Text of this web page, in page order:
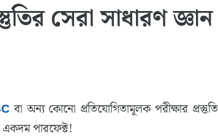
সেরা সাধারণ জ্ঞান
বা অন্য কোনো প্রতিযোগিতামূলক পরীক্ষার প্রস্তুতি
পারফেক্ট!